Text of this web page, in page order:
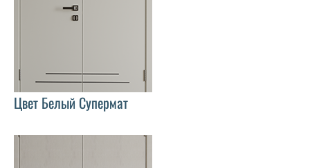
Цвет Белый Супермат